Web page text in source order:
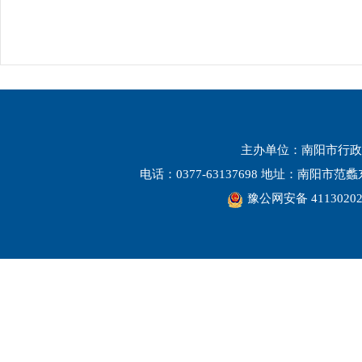
主办单位：南阳市行
电话：0377-63137698 地址：南阳市范
豫公网安备